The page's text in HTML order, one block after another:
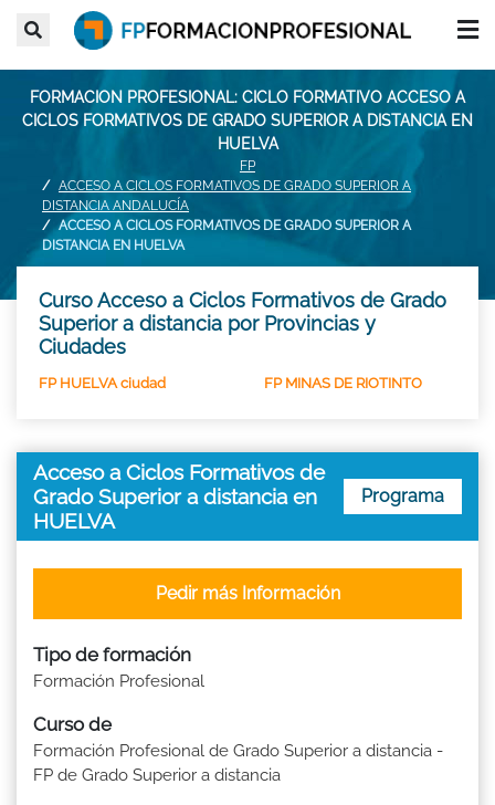
FORMACION PROFESIONAL: CICLO FORMATIVO ACCESO A
CICLOS FORMATIVOS DE GRADO SUPERIOR A DISTANCIA EN
HUELVA
FP
ACCESO A CICLOS FORMATIVOS DE GRADO SUPERIOR A
DISTANCIA ANDALUCÍA
ACCESO A CICLOS FORMATIVOS DE GRADO SUPERIOR A
DISTANCIA EN HUELVA
Curso Acceso a Ciclos Formativos de Grado
Superior a distancia por Provincias y
Ciudades
FP HUELVA ciudad FP MINAS DE RIOTINTO
Acceso a Ciclos Formativos de
Grado Superior a distancia en
HUELVA
Programa
Tipo de formación
Formación Profesional
Curso de
Formación Profesional de Grado Superior a distancia -
FP de Grado Superior a distancia
Pedir más Información